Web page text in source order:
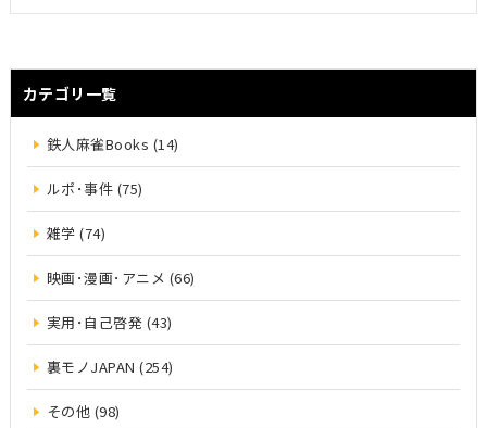
カテゴリ一覧
鉄人麻雀Books (14)
ルポ･事件 (75)
雑学 (74)
映画･漫画･アニメ (66)
実用･自己啓発 (43)
裏モノJAPAN (254)
その他 (98)